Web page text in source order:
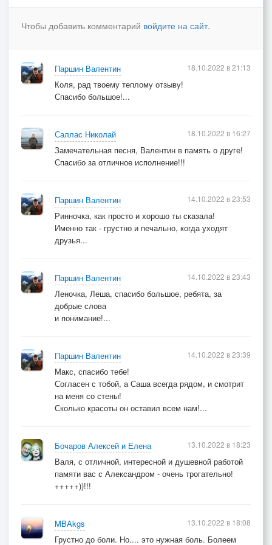
А если хочешь помолчим
О том, как стынут облака
Что будет завтра, а пока
Чтобы добавить комментарий войдите на сайт.
Паршин Валентин
Коля, рад твоему теплому отзыву!
Спасибо большое!...
18.10.2022 в 21:13
Саллас Николай
Замечательная песня, Валентин в память о друге!
Спасибо за отличное исполнение!!!
18.10.2022 в 16:27
Паршин Валентин
Ринночка, как просто и хорошо ты сказала!
Именно так - грустно и печально, когда уходят
друзья...
14.10.2022 в 23:53
Паршин Валентин
Леночка, Леша, спасибо большое, ребята, за
добрые слова
и понимание!...
14.10.2022 в 23:43
Паршин Валентин
Макс, спасибо тебе!
Согласен с тобой, а Саша всегда рядом, и смотрит
на меня со стены!
Сколько красоты он оставил всем нам!...
14.10.2022 в 23:39
Бочаров Алексей и Елена
Валя, с отличной, интересной и душевной работой
памяти вас с Александром - очень трогательно!
+++++))!!!
13.10.2022 в 18:23
MBAkgs
Грустно до боли. Но.... это нужная боль. Болеем
13.10.2022 в 18:08